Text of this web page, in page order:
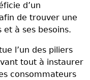
d’un
de trouver une
à ses besoins.
l’un des piliers
tout à instaurer
consommateurs